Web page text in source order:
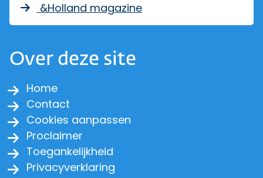
&Holland magazine
Over deze site
Home
Contact
Cookies aanpassen
Proclaimer
Toegankelijkheid
Privacyverklaring